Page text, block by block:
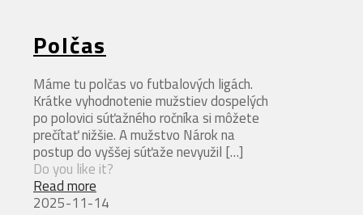
Polčas
Máme tu polčas vo futbalových ligách.
Krátke vyhodnotenie mužstiev dospelých
po polovici súťažného ročníka si môžete
prečítať nižšie. A mužstvo Nárok na
postup do vyššej súťaže nevyužil […]
Do you like it?
Read more
2025-11-14